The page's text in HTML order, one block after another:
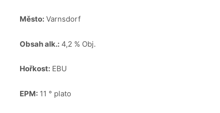
Město: Varnsdorf
Obsah alk.: 4,2 % Obj.
Hořkost: EBU
EPM: 11 ° plato